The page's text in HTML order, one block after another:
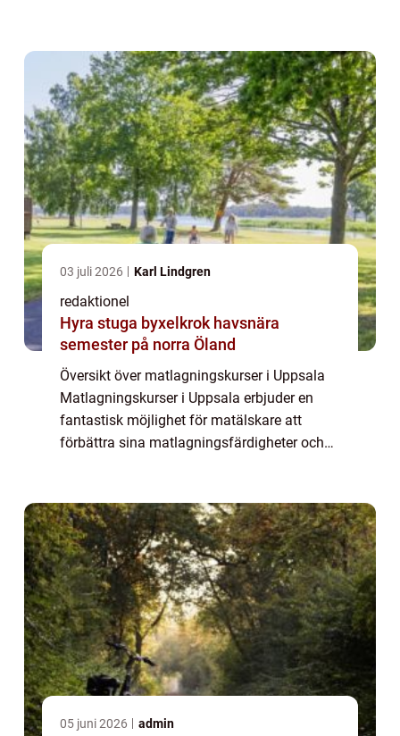
03 juli 2026 Karl Lindgren
redaktionel
Hyra stuga byxelkrok havsnära
semester på norra Öland
Översikt över matlagningskurser i Uppsala
Matlagningskurser i Uppsala erbjuder en
fantastisk möjlighet för matälskare att
förbättra sina matlagningsfärdigheter och
05 juni 2026 admin